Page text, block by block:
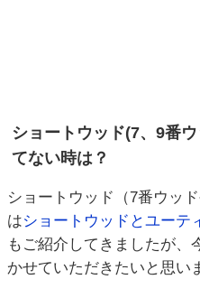
ショートウッド(7、9番
てない時は？
ショートウッド（7番ウッ
はショートウッドとユーテ
もご紹介してきましたが、
かせていただきたいと思い